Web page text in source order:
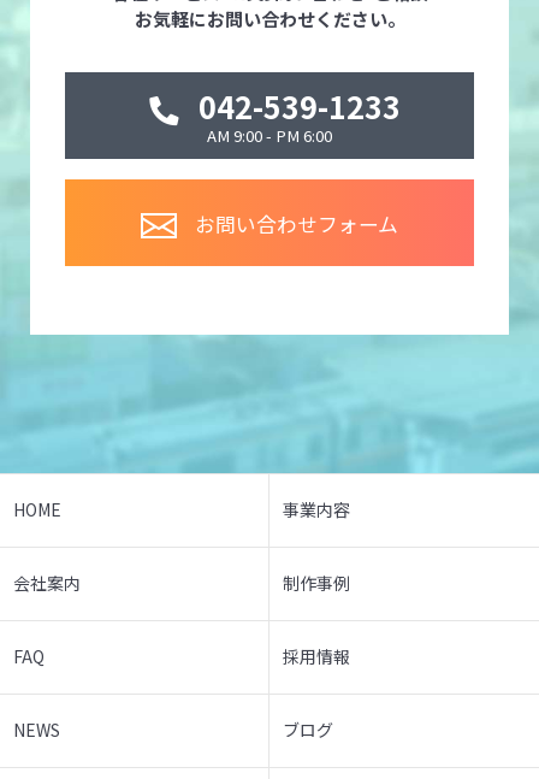
お気軽にお問い合わせください。
042-539-1233
AM 9:00 - PM 6:00
お問い合わせフォーム
HOME 事業内容
会社案内 制作事例
FAQ 採用情報
NEWS ブログ